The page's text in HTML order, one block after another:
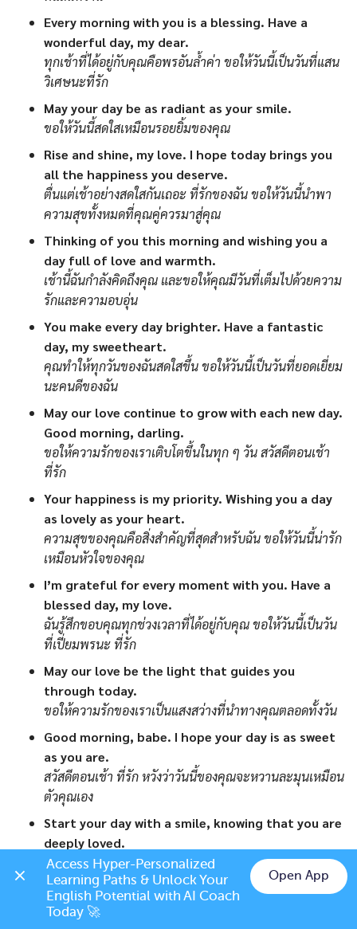
Every morning with you is a blessing. Have a
wonderful day, my dear.
ทุกเช้าที่ได้อยู่กับคุณคือพรอันล้ำค่า ขอให้วันนี้เป็นวันที่แสน
วิเศษนะที่รัก
May your day be as radiant as your smile.
ขอให้วันนี้สดใสเหมือนรอยยิ้มของคุณ
Rise and shine, my love. I hope today brings you
all the happiness you deserve.
ตื่นแต่เช้าอย่างสดใสกันเถอะ ที่รักของฉัน ขอให้วันนี้นำพา
ความสุขทั้งหมดที่คุณคู่ควรมาสู่คุณ
Thinking of you this morning and wishing you a
day full of love and warmth.
เช้านี้ฉันกำลังคิดถึงคุณ และขอให้คุณมีวันที่เต็มไปด้วยความ
รักและความอบอุ่น
You make every day brighter. Have a fantastic
day, my sweetheart.
คุณทำให้ทุกวันของฉันสดใสขึ้น ขอให้วันนี้เป็นวันที่ยอดเยี่ยม
นะคนดีของฉัน
May our love continue to grow with each new day.
Good morning, darling.
ขอให้ความรักของเราเติบโตขึ้นในทุก ๆ วัน สวัสดีตอนเช้า
ที่รัก
Your happiness is my priority. Wishing you a day
as lovely as your heart.
ความสุขของคุณคือสิ่งสำคัญที่สุดสำหรับฉัน ขอให้วันนี้น่ารัก
เหมือนหัวใจของคุณ
I’m grateful for every moment with you. Have a
blessed day, my love.
ฉันรู้สึกขอบคุณทุกช่วงเวลาที่ได้อยู่กับคุณ ขอให้วันนี้เป็นวัน
ที่เปี่ยมพรนะ ที่รัก
May our love be the light that guides you
through today.
ขอให้ความรักของเราเป็นแสงสว่างที่นำทางคุณตลอดทั้งวัน
Good morning, babe. I hope your day is as sweet
as you are.
สวัสดีตอนเช้า ที่รัก หวังว่าวันนี้ของคุณจะหวานละมุนเหมือน
ตัวคุณเอง
Start your day with a smile, knowing that you are
deeply loved.
เริ่มต้นวันด้วยรอยยิ้ม พร้อมกับรู้ไว้ว่าคุณถูกรักอย่างสุดหัวใจ
Sending you my warmest wishes for a day filled
with success and joy.
Chat on LINE
Access Hyper-Personalized
Learning Paths & Unlock Your
English Potential with AI Coach
Today 🚀
Open App